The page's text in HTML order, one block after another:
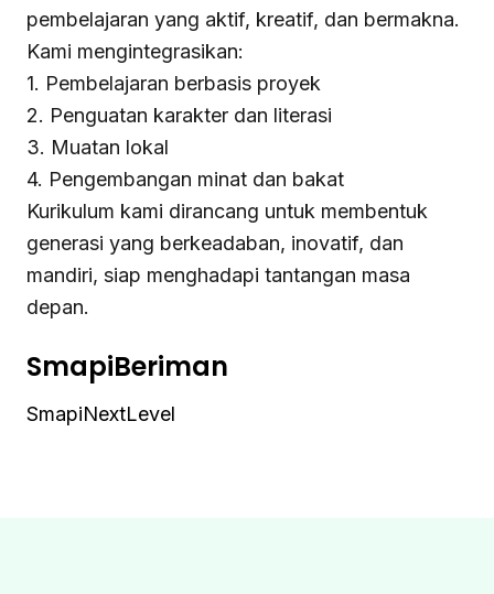
pembelajaran yang aktif, kreatif, dan bermakna.
Kami mengintegrasikan:
1. Pembelajaran berbasis proyek
2. Penguatan karakter dan literasi
3. Muatan lokal
4. Pengembangan minat dan bakat
Kurikulum kami dirancang untuk membentuk
generasi yang berkeadaban, inovatif, dan
mandiri, siap menghadapi tantangan masa
depan.
SmapiBeriman
SmapiNextLevel